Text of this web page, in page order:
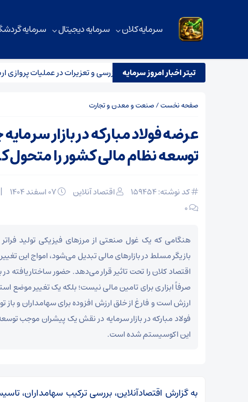
سرمایه کلان سرمایه دیجیتال سرمایه
تیتر اخبار امروز سرمایه
نظارتی سازمان هواپیمایی، بازرسی و تعزیرات در عملیات پروازی اربعین
صفحه نخست/صنعت و معدن و تجارت
عرضه فولاد مبارکه در بازار
توسعه نظام مالی کشور را متحول
کد نوشته: 159454 اقتصاد آنلاین
۰
هنگامی که یک غول صنعتی از مرزهای فیزیکی تولید
بازیگر مسلط در بازارهای مالی تبدیل می‌شود، امواج این
اقتصاد کلان را تحت تاثیر قرار می‌دهد. حضور ساختاریافته در
صرفاً ابزاری برای تامین مالی نیست؛ بلکه یک تغییر موضع
ارزش است و فارغ از خلق ارزش افزوده برای سهامداران و باز
فولاد مبارکه در بازار سرمایه در نقش یک پیشران موجب
این اکوسیستم شده است.
به گزارش اقتصادآنلاین، بررسی ترکیب سهامداران،